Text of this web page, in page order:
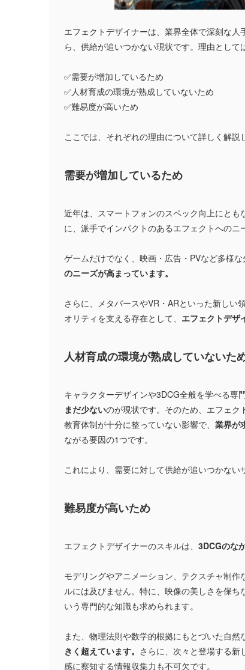
エフェクトデザイナーは、業界全体で深刻な
ら、供給が追いつかない現状です。理由として
✅需要が増加しているため
✅人材育成の環境が熟成していないため
✅難易度が高いため
ここでは、それぞれの理由について詳しく解説
需要が増加しているため
近年は、スマートフォンのスペック向上にと
に、派手でインパクトのあるエフェクトへのニ
ゲームだけでなく、映画・広告・PVなど多様
のニーズが高まっています。
さらに、メタバースやVR・ARといった新しい
オリティを支える存在として、 エフェクトデザ
人材育成の環境が熟成していないた
キャラクターデザインや3DCG全般を学べる専
まだ少ないのが現状です。そのため、エフェク
教育体制が十分に整っていない影響で、 業界が
ながる要因の1つです。
これにより、需要に対して供給が追いつかない
難易度が高いため
エフェクトデザイナーのスキルは、 3DCGのな
モデリングやアニメーション、テクスチャ制
ルには及びません。特に、映像の美しさを保
いう専門的な知識も求められます。
また、物理法則や数学的根拠にもとづいた自然
きく超えています。 さらに、次々と登場する新
感に察知する情報収集力も不可欠です。